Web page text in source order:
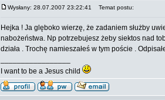
Wysłany: 28.07.2007 23:22:41 Temat postu:
Hejka ! Ja glęboko wierzę, że zadaniem służby
nabożeństwa. Np potrzebujesz żeby siektos nad
działa . Trochę namieszałeś w tym poście .
I want to be a Jesus child